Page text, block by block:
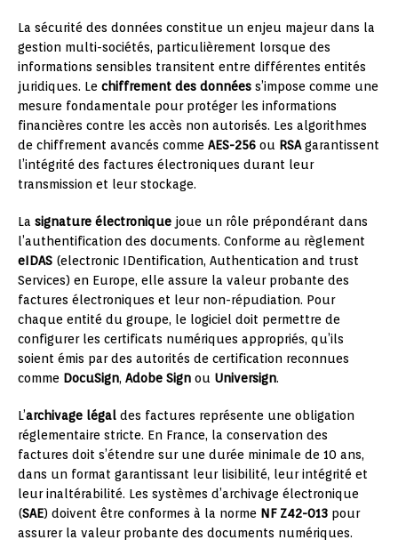
La sécurité des données constitue un enjeu majeur dans la
gestion multi-sociétés, particulièrement lorsque des
informations sensibles transitent entre différentes entités
juridiques. Le chiffrement des données s’impose comme une
mesure fondamentale pour protéger les informations
financières contre les accès non autorisés. Les algorithmes
de chiffrement avancés comme AES-256 ou RSAgarantissent
l’intégrité des factures électroniques durant leur
transmission et leur stockage.
La signature électronique joue un rôle prépondérant dans
l’authentification des documents. Conforme au règlement
eIDAS (electronic IDentification, Authentication and trust
Services) en Europe, elle assure la valeur probante des
factures électroniques et leur non-répudiation. Pour
chaque entité du groupe, le logiciel doit permettre de
configurer les certificats numériques appropriés, qu’ils
soient émis par des autorités de certification reconnues
comme DocuSign, Adobe Sign ou Universign.
L’archivage légal des factures représente une obligation
réglementaire stricte. En France, la conservation des
factures doit s’étendre sur une durée minimale de 10 ans,
dans un format garantissant leur lisibilité, leur intégrité et
leur inaltérabilité. Les systèmes d’archivage électronique
(SAE) doivent être conformes à la norme NF Z42-013 pour
assurer la valeur probante des documents numériques.